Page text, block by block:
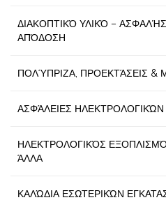
ΔΙΑΚΟΠΤΙΚΌ ΥΛΙΚΌ –
ΑΠΌΔΟΣΗ
ΠΟΛΎΠΡΙΖΑ, ΠΡΟΕΚΤΆΣΕΙΣ &
ΑΣΦΆΛΕΙΕΣ ΗΛΕΚΤΡΟΛΟΓΙΚΏΝ
ΗΛΕΚΤΡΟΛΟΓΙΚΌΣ
ΆΛΛΑ
ΚΑΛΏΔΙΑ ΕΣΩΤΕΡΙΚΏΝ